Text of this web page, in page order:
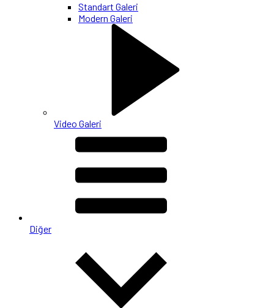
Standart Galeri
Modern Galeri
Video Galeri
Diğer